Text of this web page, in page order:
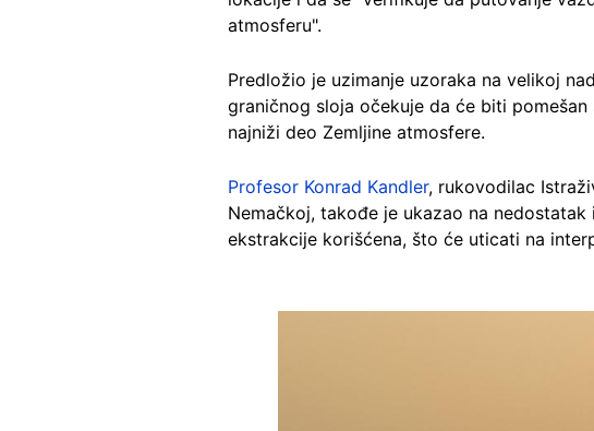
atmosferu".
Predložio je uzimanje uzoraka na velikoj
graničnog sloja očekuje da će biti
najniži deo Zemljine atmosfere.
Profesor Konrad Kandler, rukovodilac
Nemačkoj, takođe je ukazao na
ekstrakcije korišćena, što će uticati na